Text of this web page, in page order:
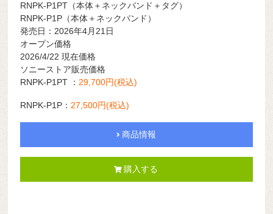
RNPK-P1PT（本体＋ネックバンド＋タグ）
RNPK-P1P（本体＋ネックバンド）
発売日：2026年4月21日
オープン価格
2026/4/22 現在価格
ソニーストア販売価格
RNPK-P1PT ： 29,700円(税込)
RNPK-P1P： 27,500円(税込)
商品情報
購入する